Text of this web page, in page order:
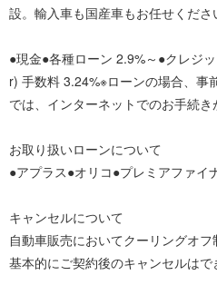
設。輸入車も国産車もお任せくださ
●現金●各種ローン 2.9%～●クレジ
r) 手数料 3.24%※ローンの場合、事
では、インターネットでのお手続き
お取り扱いローンについて
●アプラス●オリコ●プレミアファイ
キャンセルについて
自動車販売においてクーリングオフ
基本的にご契約後のキャンセルはで